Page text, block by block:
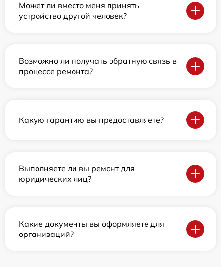
Может ли вместо меня принять
устройство другой человек?
Возможно ли получать обратную связь в
процессе ремонта?
Какую гарантию вы предоставляете?
Выполняете ли вы ремонт для
юридических лиц?
Какие документы вы оформляете для
организаций?